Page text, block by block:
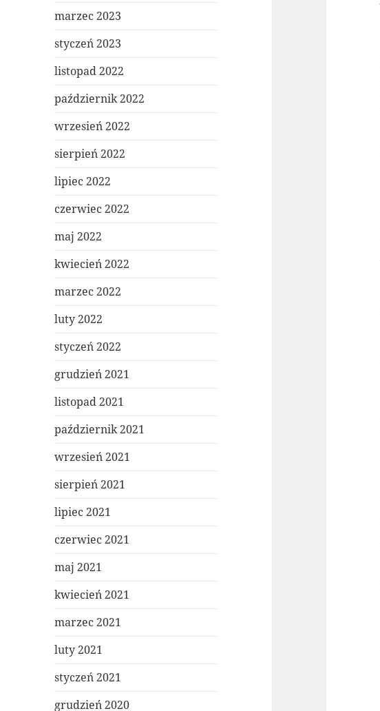
marzec 2023
styczeń 2023
listopad 2022
październik 2022
wrzesień 2022
sierpień 2022
lipiec 2022
czerwiec 2022
maj 2022
kwiecień 2022
marzec 2022
luty 2022
styczeń 2022
grudzień 2021
listopad 2021
październik 2021
wrzesień 2021
sierpień 2021
lipiec 2021
czerwiec 2021
maj 2021
kwiecień 2021
marzec 2021
luty 2021
styczeń 2021
grudzień 2020